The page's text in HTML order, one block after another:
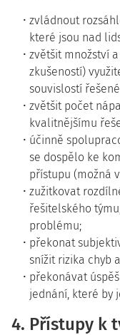
zvládnout
které jsou nad
zvětšit množství
zkušeností)
souvislostí
zvětšit počet
kvalitnějšímu
účinně
se dospělo ke
přístupu (možná
zužitkovat
řešitelského
problému;
překonat
snížit rizika chyb
překonávat
jednání, které by
4. Přístupy k